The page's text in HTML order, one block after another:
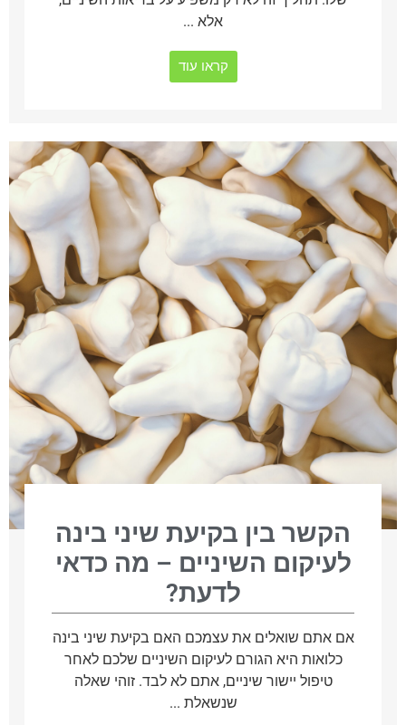
אלא ...
קראו עוד
הקשר בין בקיעת שיני בינה
לעיקום השיניים – מה כדאי
לדעת?
אם אתם שואלים את עצמכם האם בקיעת שיני בינה
כלואות היא הגורם לעיקום השיניים שלכם לאחר
טיפול יישור שיניים, אתם לא לבד. זוהי שאלה
שנשאלת ...